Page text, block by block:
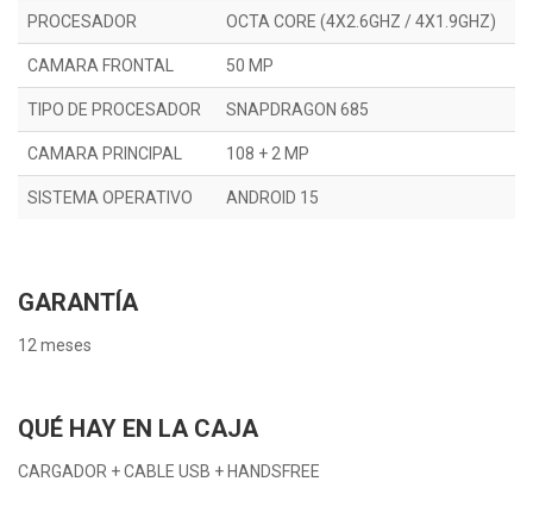
PROCESADOR OCTA CORE (4X2.6GHZ / 4X1.9GHZ)
CAMARA FRONTAL 50 MP
TIPO DE PROCESADOR SNAPDRAGON 685
CAMARA PRINCIPAL 108 + 2 MP
SISTEMA OPERATIVO ANDROID 15
GARANTÍA
12 meses
QUÉ HAY EN LA CAJA
CARGADOR + CABLE USB + HANDSFREE